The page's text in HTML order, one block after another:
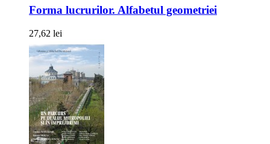
Forma lucrurilor. Alfabetul geometriei
27,62 lei